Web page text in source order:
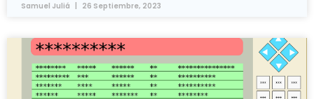
Samuel Juliá 26 Septiembre, 2023